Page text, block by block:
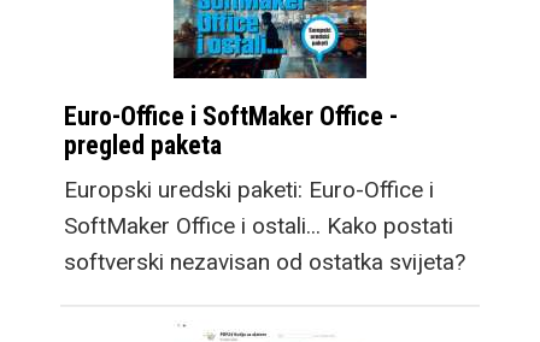
Euro-Office i SoftMaker Office -
pregled paketa
Europski uredski paketi: Euro-Office i
SoftMaker Office i ostali... Kako postati
softverski nezavisan od ostatka svijeta?